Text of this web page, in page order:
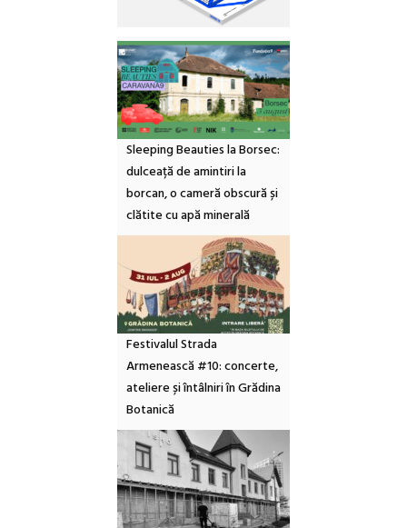
Sleeping Beauties la Borsec:
dulceață de amintiri la
borcan, o cameră obscură și
clătite cu apă minerală
Festivalul Strada
Armenească #10: concerte,
ateliere și întâlniri în Grădina
Botanică